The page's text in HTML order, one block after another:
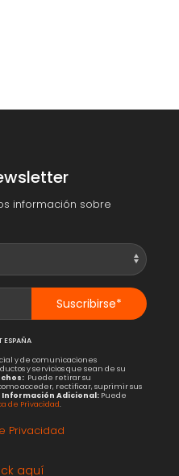
información sobre
Suscribirse*
ESPAÑA
y de comunicaciones
y servicios que sean de su
Puede retirar su
acceder, rectificar, suprimir sus
Información Adicional:Puede
de Privacidad.
Privacidad
aquí